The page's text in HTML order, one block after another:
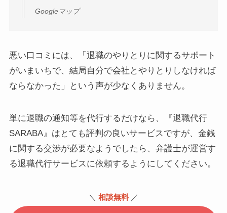
Googleマップ
悪い口コミには、「退職のやりとりに関するサポート
がいまいちで、結局自分で会社とやりとりしなければ
ならなかった」という声が少なくありません。
単に退職の通知等を代行するだけなら、『退職代行
SARABA』はとても評判の良いサービスですが、金銭
に関する交渉が必要なようでしたら、弁護士が運営す
る退職代行サービスに依頼するようにしてください。
＼ 相談無料 ／